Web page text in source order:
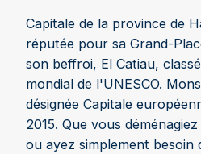
Capitale de la province de
réputée pour sa Grand-
son beffroi, El Catiau,
mondial de l'UNESCO.
désignée Capitale
2015. Que vous
ou ayez simplement besoin